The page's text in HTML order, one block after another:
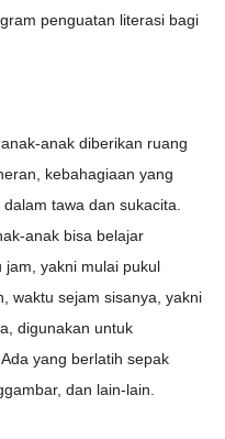
penguatan literasi bagi
anak diberikan ruang
kebahagiaan yang
tawa dan sukacita.
anak bisa belajar
jam, yakni mulai pukul
waktu sejam sisanya, yakni
digunakan untuk
yang berlatih sepak
dan lain-lain.